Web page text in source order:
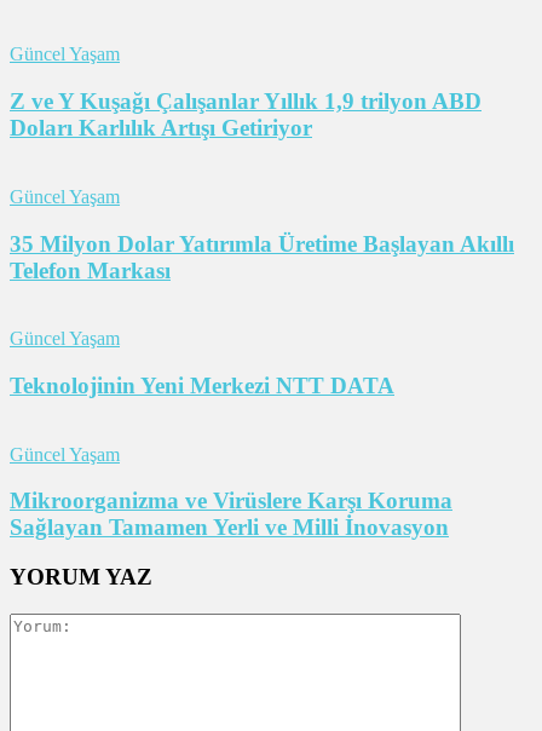
Güncel Yaşam
Z ve Y Kuşağı Çalışanlar Yıllık 1,9 trilyon ABD
Doları Karlılık Artışı Getiriyor
Güncel Yaşam
35 Milyon Dolar Yatırımla Üretime Başlayan Akıllı
Telefon Markası
Güncel Yaşam
Teknolojinin Yeni Merkezi NTT DATA
Güncel Yaşam
Mikroorganizma ve Virüslere Karşı Koruma
Sağlayan Tamamen Yerli ve Milli İnovasyon
YORUM YAZ